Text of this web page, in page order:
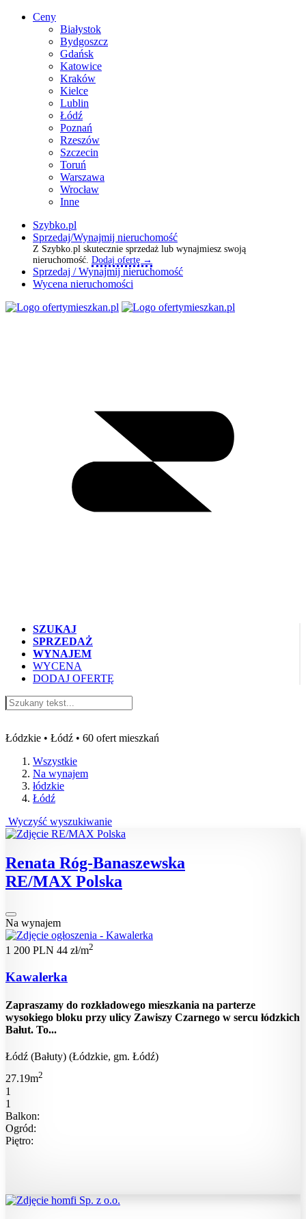
Ceny
Białystok
Bydgoszcz
Gdańsk
Katowice
Kraków
Kielce
Lublin
Łódź
Poznań
Rzeszów
Szczecin
Toruń
Warszawa
Wrocław
Inne
Szybko.pl
Sprzedaj/Wynajmij nieruchomość
Z Szybko.pl skutecznie sprzedaż lub wynajmiesz swoją
nieruchomość. Dodaj ofertę →
Sprzedaj / Wynajmij nieruchomość
Wycena nieruchomości
SZUKAJ
SPRZEDAŻ
WYNAJEM
WYCENA
DODAJ OFERTĘ
Łódzkie • Łódź • 60 ofert mieszkań
Wszystkie
Na wynajem
łódzkie
Łódź
Wyczyść wyszukiwanie
Renata Róg-Banaszewska
RE/MAX Polska
Na wynajem
1 200 PLN 44 zł/m2
Kawalerka
Zapraszamy do rozkładowego mieszkania na parterze
wysokiego bloku przy ulicy Zawiszy Czarnego w sercu łódzkich
Bałut. To...
Łódź (Bałuty) (Łódzkie, gm. Łódź)
27.19m2
1
1
Balkon:
Ogród:
Piętro: